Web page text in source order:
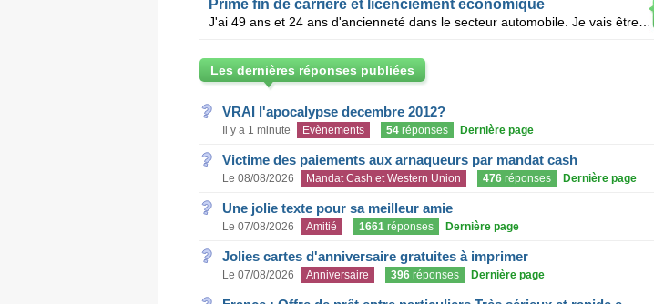
Prime fin de carrière et licenciement économique
J'ai 49 ans et 24 ans d'ancienneté dans le secteur automobile. Je vais être licencié pour motif écon
Les dernières réponses publiées
VRAI l'apocalypse decembre 2012?
Il y a 1 minute Evènements 54réponses Dernière page
Victime des paiements aux arnaqueurs par mandat cash
Le 08/08/2026 Mandat Cash et Western Union 476réponses Dernière page
Une jolie texte pour sa meilleur amie
Le 07/08/2026 Amitié 1661réponses Dernière page
Jolies cartes d'anniversaire gratuites à imprimer
Le 07/08/2026 Anniversaire 396réponses Dernière page